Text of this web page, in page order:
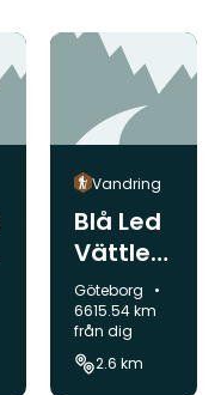
Vandring
Blå Led
Vättles
tugan
Vättlefj
äll
Kommun:
Göteborg
6615.54 km
från dig
2.6 km